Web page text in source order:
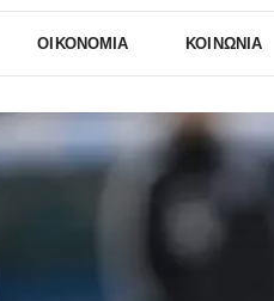
ΟΙΚΟΝΟΜΊΑ ΚΟΙΝΩΝΊΑ